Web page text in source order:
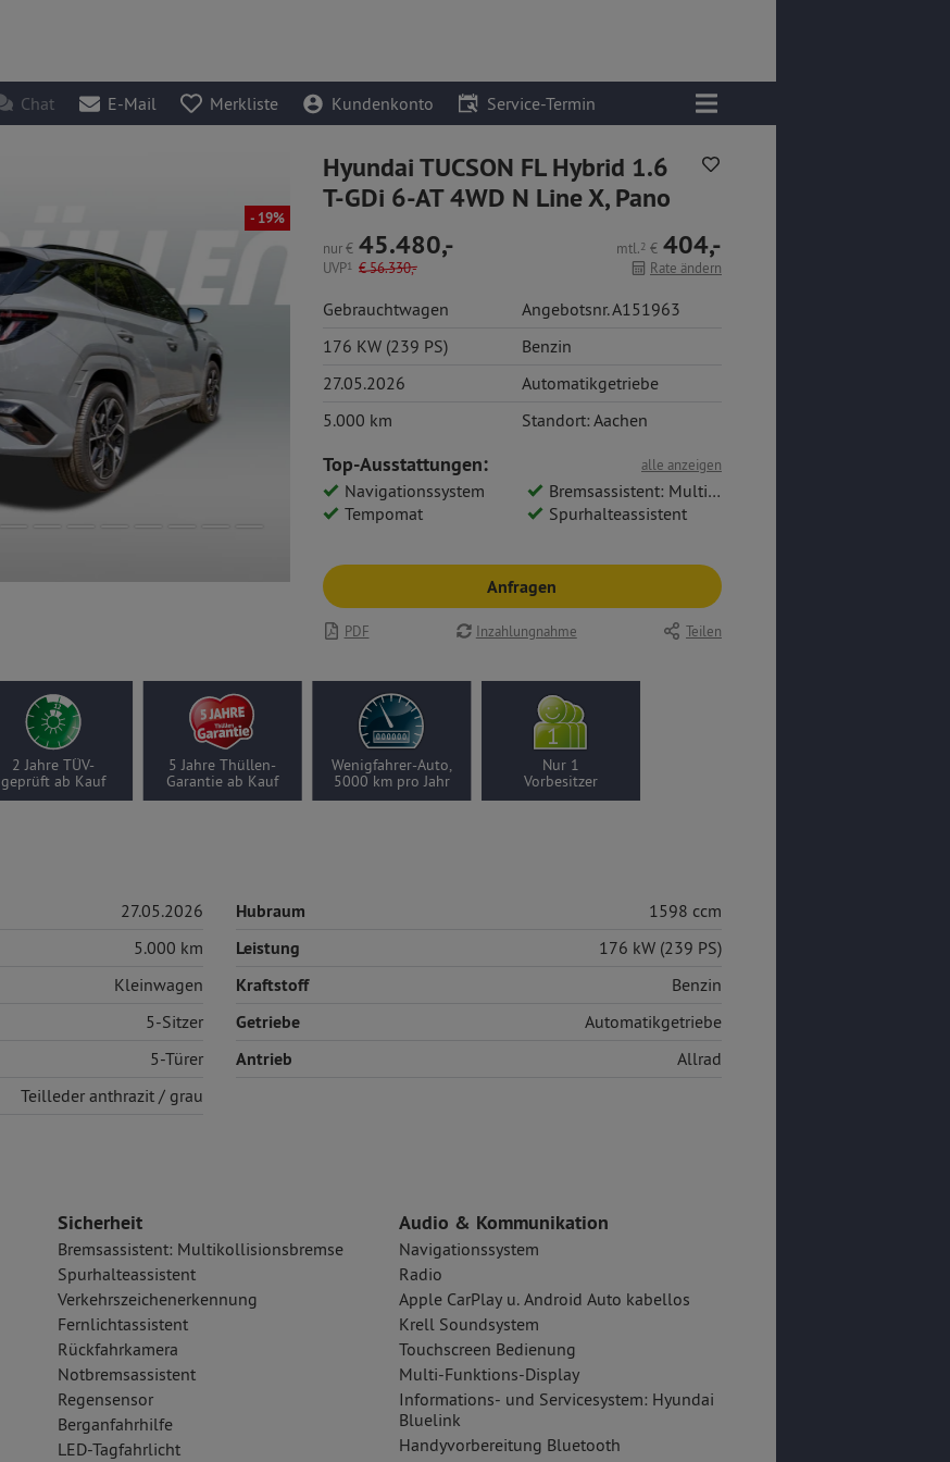
Chat E-Mail Merkliste Kundenkonto Service-Termin
- 19%
Hyundai TUCSON FL Hybrid 1.6
T-GDi 6-AT 4WD N Line X, Pano
nur € 45.480,-
UVP1 €56.330,-
mtl.2 € 404,-
Rate ändern
Gebrauchtwagen
Angebotsnr. A151963
176 KW (239 PS)
Benzin
27.05.2026
Automatikgetriebe
5.000 km
Standort: Aachen
alle anzeigen
Top-Ausstattungen:
Navigationssystem
Bremsassistent: Multikollisionsbremse
Tempomat
Spurhalteassistent
Anfragen
PDF Inzahlungnahme Teilen
2 Jahre TÜV-
geprüft ab Kauf
5 Jahre Thüllen-
Garantie ab Kauf
Wenigfahrer-Auto,
5000 km pro Jahr
Nur 1
Vorbesitzer
27.05.2026
5.000 km
Kleinwagen
5-Sitzer
5-Türer
Teilleder anthrazit / grau
Hubraum 1598 ccm
Leistung 176 kW (239 PS)
Kraftstoff Benzin
Getriebe Automatikgetriebe
Antrieb Allrad
Sicherheit
Bremsassistent: Multikollisionsbremse
Spurhalteassistent
Verkehrszeichenerkennung
Fernlichtassistent
Rückfahrkamera
Notbremsassistent
Regensensor
Berganfahrhilfe
LED-Tagfahrlicht
Audio & Kommunikation
Navigationssystem
Radio
Apple CarPlay u. Android Auto kabellos
Krell Soundsystem
Touchscreen Bedienung
Multi-Funktions-Display
Informations- und Servicesystem: Hyundai
Bluelink
Handyvorbereitung Bluetooth